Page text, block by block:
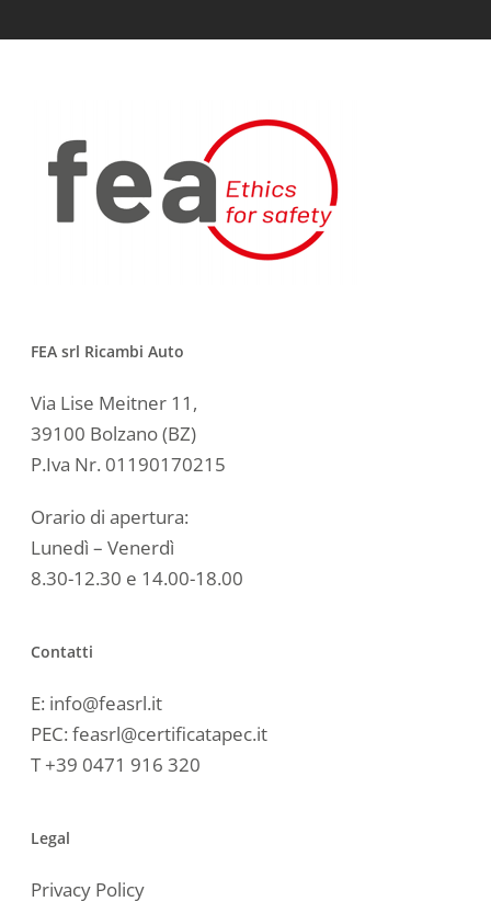
FEA srl Ricambi Auto
Via Lise Meitner 11,
39100 Bolzano (BZ)
P.Iva Nr. 01190170215
Orario di apertura:
Lunedì – Venerdì
8.30-12.30 e 14.00-18.00
Contatti
E: info@feasrl.it
PEC: feasrl@certificatapec.it
T+39 0471 916 320
Legal
Privacy Policy